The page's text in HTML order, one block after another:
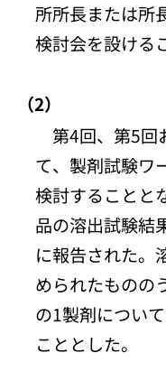
所所長または所
検討会を設ける
（2）
第4回、第5回
て、製剤試験ワ
検討することと
品の溶出試験結
に報告された。
められたものの
の1製剤につい
こととした。